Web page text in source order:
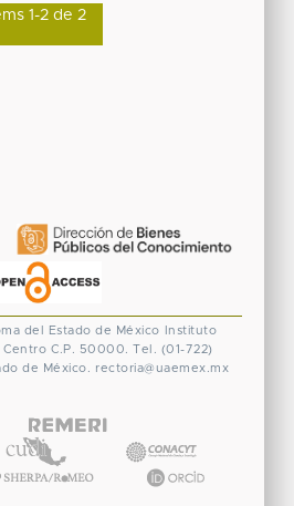
1-2 de 2
del Estado de México
Instituto
Centro C.P. 50000. Tel. (01-722)
de México. rectoria@uaemex.mx